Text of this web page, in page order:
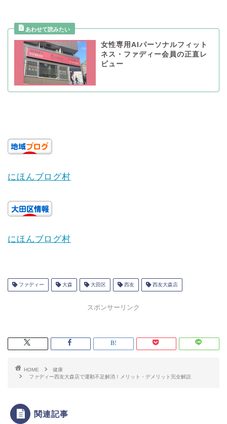
女性専用AIパーソナルフィット
ネス・ファディー会員の正直レ
ビュー
にほんブログ村
にほんブログ村
ファディー 大森 大田区 西友 西友大森店
スポンサーリンク
HOME
健康
ファディー西友大森店で運動不足解消！メリット・デメリット完全解説
関連記事